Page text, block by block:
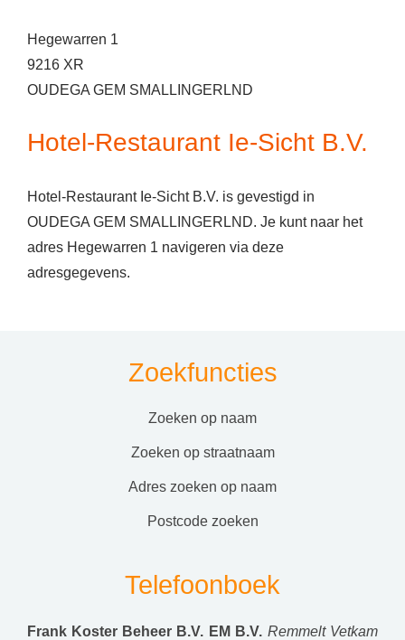
Hegewarren 1
9216 XR
OUDEGA GEM SMALLINGERLND
Hotel-Restaurant Ie-Sicht B.V.
Hotel-Restaurant Ie-Sicht B.V. is gevestigd in
OUDEGA GEM SMALLINGERLND. Je kunt naar het
adres Hegewarren 1 navigeren via deze
adresgegevens.
Zoekfuncties
zoeken op naam
zoeken op straatnaam
adres zoeken op naam
postcode zoeken
Telefoonboek
Frank Koster Beheer B.V. EM B.V. Remmelt Vetkam